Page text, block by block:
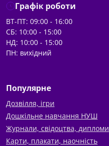
Графік роботи
ВТ-ПТ: 09:00 - 16:00
СБ: 10:00 - 15:00
НД: 10:00 - 15:00
ПН: вихідний
Популярне
Дозвілля, ігри
Дошкільне навчання НУШ
Журнали, свідоцтва, дипломи
Карти, плакати, наочність